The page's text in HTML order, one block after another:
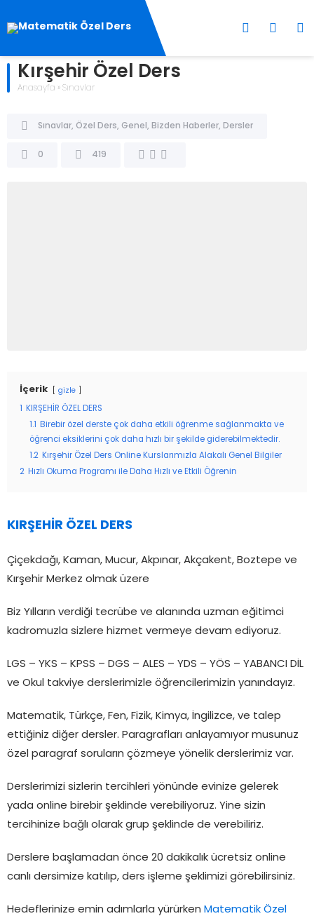
Kırşehir Özel Ders
Anasayfa » Sınavlar
Sınavlar, Özel Ders, Genel , Bizden Haberler, Dersler
0 419
İçerik gizle
KIRŞEHİR ÖZEL DERS
1.1
Birebir özel derste çok daha etkili öğrenme sağlanmakta ve
öğrenci eksiklerini çok daha hızlı bir şekilde giderebilmektedir.
1.2 Kırşehir Özel Ders Online Kurslarımızla Alakalı Genel Bilgiler
2 Hızlı Okuma Programı ile Daha Hızlı ve Etkili Öğrenin
KIRŞEHİR ÖZEL DERS
Çiçekdağı, Kaman, Mucur, Akpınar, Akçakent, Boztepe ve
Kırşehir Merkez olmak üzere
Biz Yılların verdiği tecrübe ve alanında uzman eğitimci
kadromuzla sizlere hizmet vermeye devam ediyoruz.
LGS – YKS – KPSS – DGS – ALES – YDS – YÖS – YABANCI DİL
ve Okul takviye derslerimizle öğrencilerimizin yanındayız.
Matematik, Türkçe, Fen, Fizik, Kimya, İngilizce, ve talep
ettiğiniz diğer dersler. Paragrafları anlayamıyor musunuz
özel paragraf soruların çözmeye yönelik derslerimiz var.
Derslerimizi sizlerin tercihleri yönünde evinize gelerek
yada online birebir şeklinde verebiliyoruz. Yine sizin
tercihinize bağlı olarak grup şeklinde de verebiliriz.
Derslere başlamadan önce 20 dakikalık ücretsiz online
canlı dersimize katılıp, ders işleme şeklimizi görebilirsiniz.
Hedeflerinize emin adımlarla yürürken Matematik Özel